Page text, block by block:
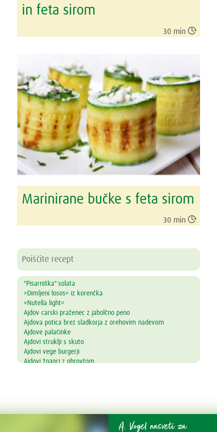
in feta sirom
30 min 
Marinirane bučke s feta sirom
30 min 
"Pisarniška" solata
»Dimljeni losos« iz korenčka
»Nutella light«
Ajdov carski praženec z jabolčno peno
Ajdova potica brez sladkorja z orehovim nadevom
Ajdove palačinke
Ajdovi struklji s skuto
Ajdovi vege burgerji
Ajdovi žganci z ohrovtom
Aromatična juha z lososom in azijskim pridihom
A. Vogel nasveti za